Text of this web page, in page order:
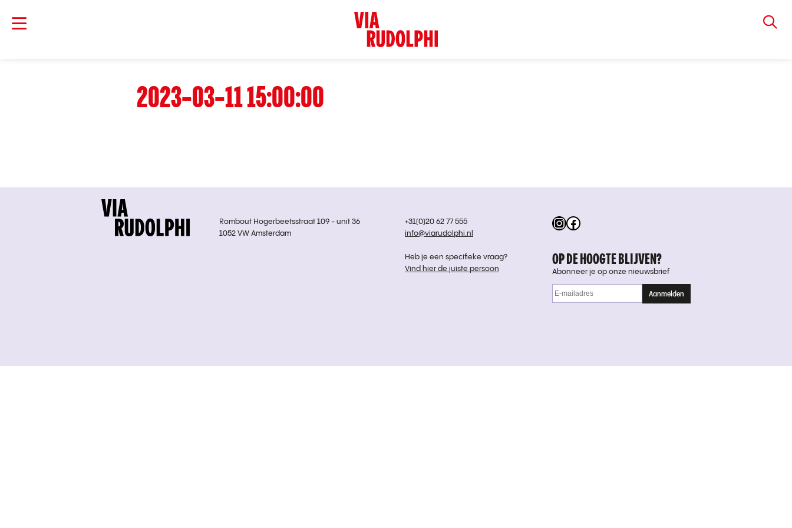
2023-03-11 15:00:00
Instagram
Facebook
Rombout Hogerbeetsstraat 109 - unit 36
1052 VW Amsterdam
+31(0)20 62 77 555
info@viarudolphi.nl
Heb je een specifieke vraag?
Vind hier de juiste persoon
OP DE HOOGTE BLIJVEN?
Abonneer je op onze nieuwsbrief